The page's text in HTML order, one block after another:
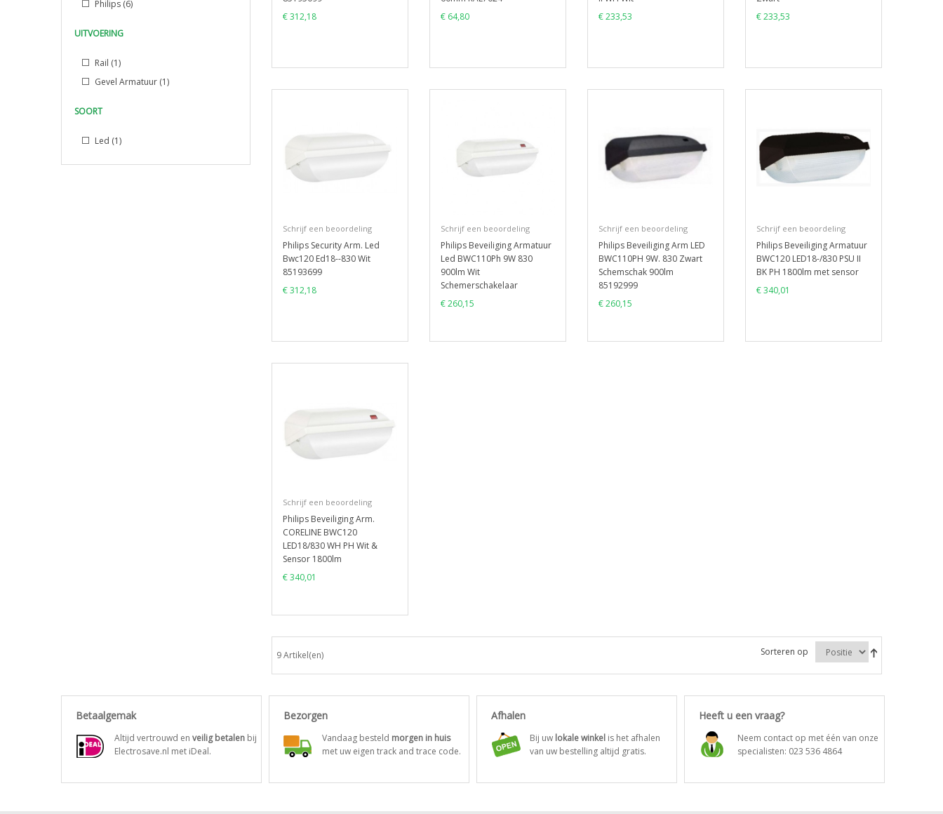
Philips (6)
UITVOERING
Rail (1)
Gevel Armatuur (1)
SOORT
Led (1)
€ 312,18
€ 64,80
€ 233,53
€ 233,53
Schrijf een beoordeling
Philips Security Arm. Led
Bwc120 Ed18--830 Wit
85193699
€ 312,18
Schrijf een beoordeling
Philips Beveiliging Armatuur
Led BWC110Ph 9W 830
900lm Wit
Schemerschakelaar
€ 260,15
Schrijf een beoordeling
Philips Beveiliging Arm LED
BWC110PH 9W. 830 Zwart
Schemschak 900lm
85192999
€ 260,15
Schrijf een beoordeling
Philips Beveiliging Armatuur
BWC120 LED18-/830 PSU II
BK PH 1800lm met sensor
€ 340,01
Schrijf een beoordeling
Philips Beveiliging Arm.
CORELINE BWC120
LED18/830 WH PH Wit &
Sensor 1800lm
€ 340,01
9 Artikel(en) Sorteren op
Betaalgemak
Altijd vertrouwd en veilig betalen bij
Electrosave.nl met iDeal.
Bezorgen
Vandaag besteld morgen in huis
met uw eigen track and trace code.
Afhalen
Bij uw lokale winkel is het afhalen
van uw bestelling altijd gratis.
Heeft u een vraag?
Neem contact op met één van onze
specialisten: 023 536 4864